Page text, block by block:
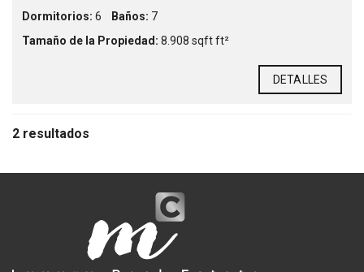
Dormitorios: 6 Baños: 7
Tamaño de la Propiedad: 8.908 sqft ft²
DETALLES
2 resultados